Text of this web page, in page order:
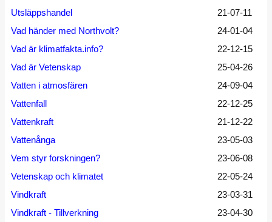
Utsläppshandel
21-07-11
Vad händer med Northvolt?
24-01-04
Vad är klimatfakta.info?
22-12-15
Vad är Vetenskap
25-04-26
Vatten i atmosfären
24-09-04
Vattenfall
22-12-25
Vattenkraft
21-12-22
Vattenånga
23-05-03
Vem styr forskningen?
23-06-08
Vetenskap och klimatet
22-05-24
Vindkraft
23-03-31
Vindkraft - Tillverkning
23-04-30